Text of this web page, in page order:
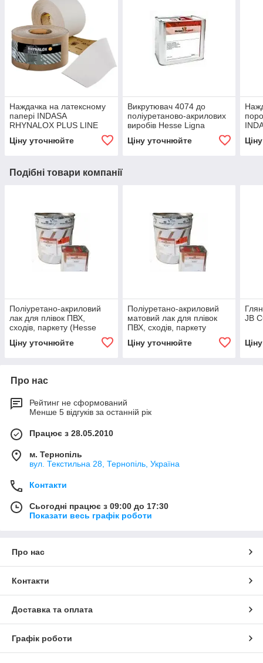
Наждачка на латексному
папері INDASA
RHYNALOX PLUS LINE
150, 180, 240, 320
Ціну уточнюйте
Викрутювач 4074 до
поліуретаново-акрилових
виробів Hesse Ligna
Ціну уточнюйте
Подібні товари компанії
Поліуретано-акриловий
лак для плівок ПВХ,
сходів, паркету (Hesse
Lignal) DE 42154 (433-4)
Ціну уточнюйте
Поліуретано-акриловий
матовий лак для плівок
ПВХ, сходів, паркету
Ціну уточнюйте
JB
Про нас
Рейтинг не сформований
Менше 5 відгуків за останній рік
Працює з 28.05.2010
м. Тернопіль
вул. Текстильна 28, Тернопіль, Україна
Контакти
Сьогодні працює з 09:00 до 17:30
Показати весь графік роботи
Про нас
Контакти
Доставка та оплата
Графік роботи